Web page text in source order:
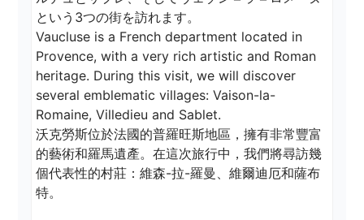
という3つの街を訪れます。
Vaucluse is a French department located in
Provence, with a very rich artistic and Roman
heritage. During this visit, we will discover
several emblematic villages: Vaison-la-
Romaine, Villedieu and Sablet.
沃克勞斯位於法國的普羅旺斯地區，擁有非常豐富
的藝術和羅馬遺產。在這次旅行中，我們將尋訪幾
個代表性的村莊：維森-拉-羅曼、維爾迪厄和薩布
特。